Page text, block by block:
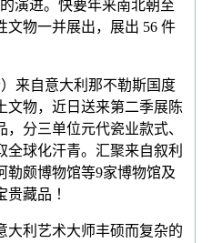
演进。快要年来南北朝至
文物一并展出，展出 56 件
自意大利那不勒斯国度
文物，近日送来第二季展陈
分三单位元代瓷业款式、
球化汗青。汇聚来自叙利
勒颇博物馆等9家博物馆及
藏品 ！
利艺术大师丰硕而复杂的